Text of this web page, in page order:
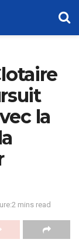
la
mins read